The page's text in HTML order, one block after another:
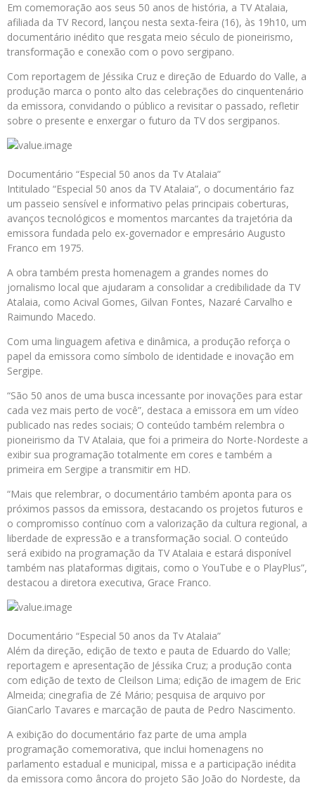
Em comemoração aos seus 50 anos de história, a TV Atalaia,
afiliada da TV Record, lançou nesta sexta-feira (16), às 19h10, um
documentário inédito que resgata meio século de pioneirismo,
transformação e conexão com o povo sergipano.
Com reportagem de Jéssika Cruz e direção de Eduardo do Valle, a
produção marca o ponto alto das celebrações do cinquentenário
da emissora, convidando o público a revisitar o passado, refletir
sobre o presente e enxergar o futuro da TV dos sergipanos.
Documentário “Especial 50 anos da Tv Atalaia”
Intitulado “Especial 50 anos da TV Atalaia”, o documentário faz
um passeio sensível e informativo pelas principais coberturas,
avanços tecnológicos e momentos marcantes da trajetória da
emissora fundada pelo ex-governador e empresário Augusto
Franco em 1975.
A obra também presta homenagem a grandes nomes do
jornalismo local que ajudaram a consolidar a credibilidade da TV
Atalaia, como Acival Gomes, Gilvan Fontes, Nazaré Carvalho e
Raimundo Macedo.
Com uma linguagem afetiva e dinâmica, a produção reforça o
papel da emissora como símbolo de identidade e inovação em
Sergipe.
“São 50 anos de uma busca incessante por inovações para estar
cada vez mais perto de você”, destaca a emissora em um vídeo
publicado nas redes sociais; O conteúdo também relembra o
pioneirismo da TV Atalaia, que foi a primeira do Norte-Nordeste a
exibir sua programação totalmente em cores e também a
primeira em Sergipe a transmitir em HD.
“Mais que relembrar, o documentário também aponta para os
próximos passos da emissora, destacando os projetos futuros e
o compromisso contínuo com a valorização da cultura regional, a
liberdade de expressão e a transformação social. O conteúdo
será exibido na programação da TV Atalaia e estará disponível
também nas plataformas digitais, como o YouTube e o PlayPlus”,
destacou a diretora executiva, Grace Franco.
Documentário “Especial 50 anos da Tv Atalaia”
Além da direção, edição de texto e pauta de Eduardo do Valle;
reportagem e apresentação de Jéssika Cruz; a produção conta
com edição de texto de Cleilson Lima; edição de imagem de Eric
Almeida; cinegrafia de Zé Mário; pesquisa de arquivo por
GianCarlo Tavares e marcação de pauta de Pedro Nascimento.
A exibição do documentário faz parte de uma ampla
programação comemorativa, que inclui homenagens no
parlamento estadual e municipal, missa e a participação inédita
da emissora como âncora do projeto São João do Nordeste, da